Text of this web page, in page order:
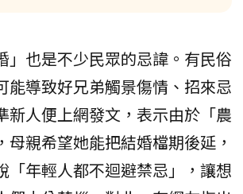
」也是不少民眾的忌諱。有民俗
能導致好兄弟觸景傷情、招來忌
新人便上網發文，表示由於「農
母親希望她能把結婚檔期後延，
「年輕人都不迴避禁忌」，讓想